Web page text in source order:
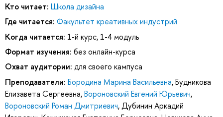
Кто читает: Школа дизайна
Где читается: Факультет креативных индустрий
Когда читается: 1-й курс, 1-4 модуль
Формат изучения: без онлайн-курса
Охват аудитории: для своего кампуса
Преподаватели: Бородина Марина Васильевна,Будникова
Елизавета Сергеевна,Вороновский Евгений Юрьевич,
Вороновский Роман Дмитриевич,Дубинин Аркадий